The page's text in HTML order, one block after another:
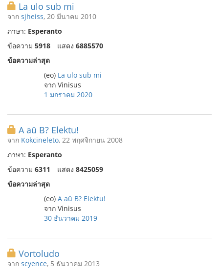
La ulo sub mi
จาก sjheiss, 20 มีนาคม 2010
ภาษา: Esperanto
ข้อความ 5918 แสดง 6885570
ข้อความล่าสุด
(eo) La ulo sub mi
จาก Vinisus
1 มกราคม 2020
A aŭ B? Elektu!
จาก Kokcineleto, 22 พฤศจิกายน 2008
ภาษา: Esperanto
ข้อความ 6311 แสดง 8425059
ข้อความล่าสุด
(eo) A aŭ B? Elektu!
จาก Vinisus
30 ธันวาคม 2019
Vortoludo
จาก scyence, 5 ธันวาคม 2013